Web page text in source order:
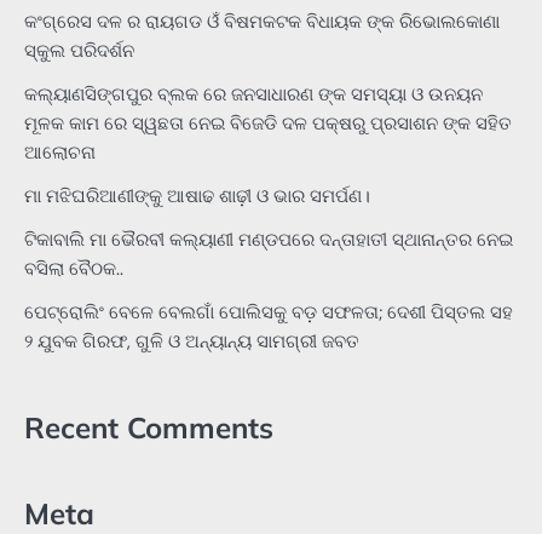
କଂଗ୍ରେସ ଦଳ ର ରାୟଗଡ ଓଁ ବିଷମକଟକ ବିଧାୟକ ଙ୍କ ରିଭୋଲକୋଣା
ସ୍କୁଲ ପରିଦର୍ଶନ
କଲ୍ୟାଣସିଙ୍ଗପୁର ବ୍ଲକ ରେ ଜନସାଧାରଣ ଙ୍କ ସମସ୍ୟା ଓ ଉନୟନ
ମୂଳକ କାମ ରେ ସ୍ୱଛତା ନେଇ ବିଜେଡି ଦଳ ପକ୍ଷରୁ ପ୍ରସାଶନ ଙ୍କ ସହିତ
ଆଲୋଚନା
ମା ମଝିଘରିଆଣୀଙ୍କୁ ଆଷାଢ ଶାଢ଼ୀ ଓ ଭାର ସମର୍ପଣ।
ଟିକାବାଲି ମା ଭୈରବୀ କଲ୍ୟାଣୀ ମଣ୍ଡପରେ ଦନ୍ତାହାତୀ ସ୍ଥାନାନ୍ତର ନେଇ
ବସିଲା ବୈଠକ..
ପେଟ୍ରୋଲିଂ ବେଳେ ବେଲଗାଁ ପୋଲିସକୁ ବଡ଼ ସଫଳତା; ଦେଶୀ ପିସ୍ତଲ ସହ
୨ ଯୁବକ ଗିରଫ, ଗୁଳି ଓ ଅନ୍ୟାନ୍ୟ ସାମଗ୍ରୀ ଜବତ
Recent Comments
Meta